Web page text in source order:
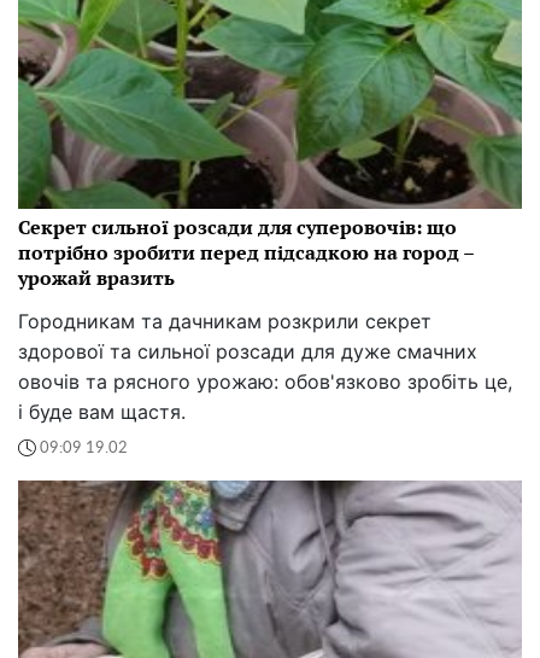
Секрет сильної розсади для суперовочів: що
потрібно зробити перед підсадкою на город –
урожай вразить
Городникам та дачникам розкрили секрет
здорової та сильної розсади для дуже смачних
овочів та рясного урожаю: обов'язково зробіть це,
і буде вам щастя.
09:09 19.02